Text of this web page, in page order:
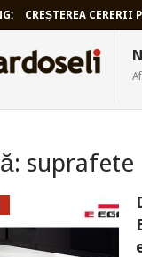
CREȘTEREA CERERII
suprafete